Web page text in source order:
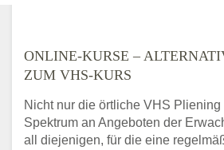
ONLINE-KURSE –
ZUM VHS-KURS
Nicht nur die örtliche VHS
Spektrum an Angeboten der
all diejenigen, für die eine